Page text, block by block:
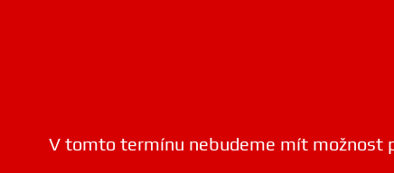
V tomto termínu nebudeme mít možnost